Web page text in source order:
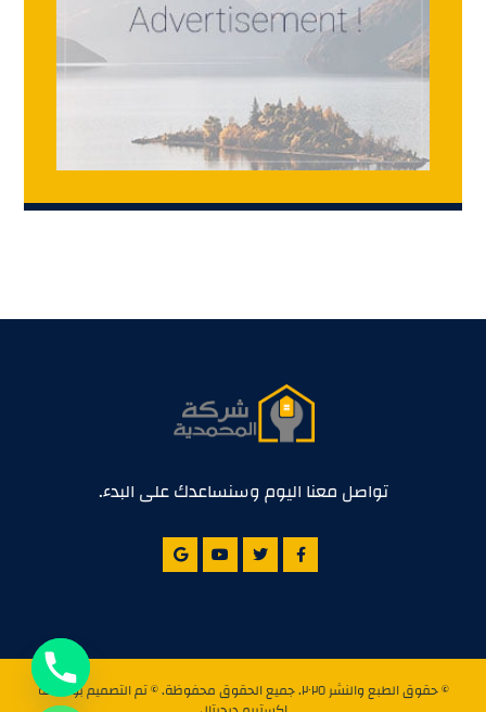
تواصل معنا اليوم وسنساعدك على البدء.
© حقوق الطبع والنشر ٢٠٢٥. جميع الحقوق محفوظة. © تم التصميم بواسطة